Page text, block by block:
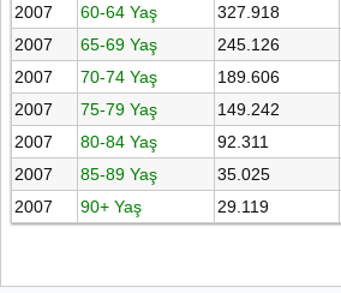
2007
60-64 Yaş 327.918
2007
65-69 Yaş 245.126
2007
70-74 Yaş 189.606
2007
75-79 Yaş 149.242
2007
80-84 Yaş 92.311
2007
85-89 Yaş 35.025
2007
90+ Yaş 29.119